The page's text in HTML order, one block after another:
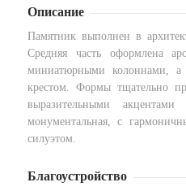
Описание
Памятник выполнен в
Средняя часть оформлена
миниатюрными колоннами, а
крестом. Формы тщательно
выразительными
монументальная, с
силуэтом.
Благоустройство